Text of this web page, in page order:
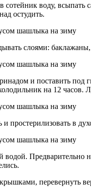
сотейник воду,
остудить.
слоями:
и поставить под
на 12 часов.
простерилизовать в
водой.
перевернуть